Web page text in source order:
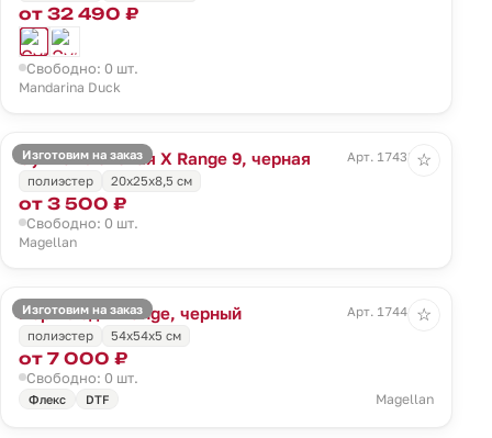
от 32 490 ₽
Свободно: 0 шт.
Mandarina Duck
Изготовим на заказ
Сумка плечевая X Range 9, черная
Арт. 17438.30
полиэстер
20x25x8,5 см
от 3 500 ₽
Свободно: 0 шт.
Magellan
☆
Изготовим на заказ
Портплед X Range, черный
Арт. 17441.30
полиэстер
54х54х5 см
от 7 000 ₽
Свободно: 0 шт.
Флекс DTF Magellan
☆